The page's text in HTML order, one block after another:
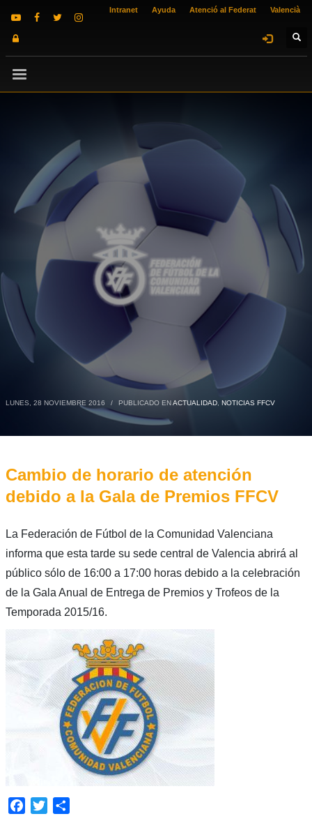
Intranet Ayuda Atenció al Federat Valencià
LUNES, 28 NOVIEMBRE 2016 / PUBLICADO ENACTUALIDAD, NOTICIAS FFCV
Cambio de horario de atención
debido a la Gala de Premios FFCV
La Federación de Fútbol de la Comunidad Valenciana
informa que esta tarde su sede central de Valencia abrirá al
público sólo de 16:00 a 17:00 horas debido a la celebración
de la Gala Anual de Entrega de Premios y Trofeos de la
Temporada 2015/16.
Facebook
Twitter